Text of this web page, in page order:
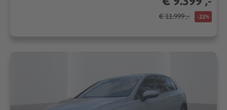
€ 11.999 ,- -22%